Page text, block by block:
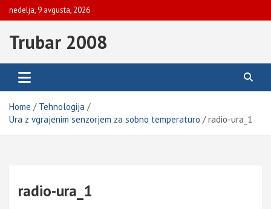
Skip
to
nedelja, 9 avgusta, 2026
Trubar 2008
Home
Tehnologija
Ura z vgrajenim senzorjem za sobno temperaturo
radio-ura_1
radio-ura_1